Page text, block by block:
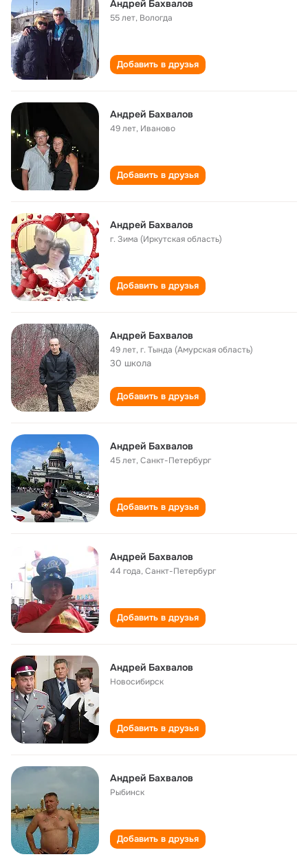
Андрей Бахвалов
55 лет, Вологда
Добавить в друзья
Андрей Бахвалов
49 лет, Иваново
Добавить в друзья
Андрей Бахвалов
г. Зима (Иркутская область)
Добавить в друзья
Андрей Бахвалов
49 лет,г. Тында (Амурская область)
30 школа
Добавить в друзья
Андрей Бахвалов
45 лет,Санкт-Петербург
Добавить в друзья
Андрей Бахвалов
44 года,Санкт-Петербург
Добавить в друзья
Андрей Бахвалов
Новосибирск
Добавить в друзья
Андрей Бахвалов
Рыбинск
Добавить в друзья